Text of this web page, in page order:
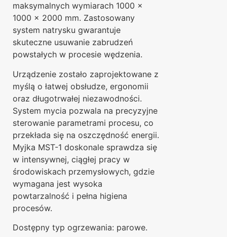
maksymalnych wymiarach 1000 ×
1000 × 2000 mm. Zastosowany
system natrysku gwarantuje
skuteczne usuwanie zabrudzeń
powstałych w procesie wędzenia.
Urządzenie zostało zaprojektowane z
myślą o łatwej obsłudze, ergonomii
oraz długotrwałej niezawodności.
System mycia pozwala na precyzyjne
sterowanie parametrami procesu, co
przekłada się na oszczędność energii.
Myjka MST-1 doskonale sprawdza się
w intensywnej, ciągłej pracy w
środowiskach przemysłowych, gdzie
wymagana jest wysoka
powtarzalność i pełna higiena
procesów.
Dostępny typ ogrzewania: parowe.